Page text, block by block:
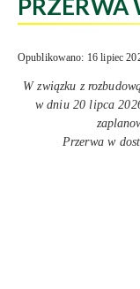
PRZERWA
Opublikowano: 16 lipiec
W związku z
w dniu 20 lipca
Przerwa w